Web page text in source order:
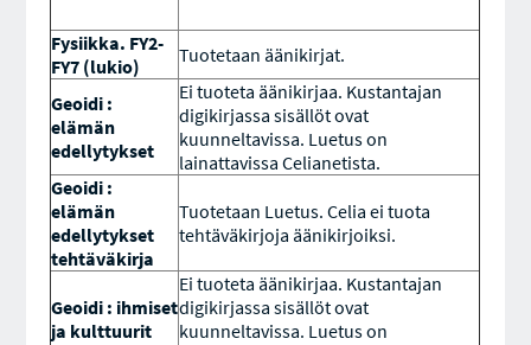
Fysiikka. FY2-
FY7 (lukio)
Tuotetaan äänikirjat.
Geoidi :
elämän
edellytykset
Ei tuoteta äänikirjaa. Kustantajan
digikirjassa sisällöt ovat
kuunneltavissa. Luetus on
lainattavissa Celianetista.
Geoidi :
elämän
edellytykset
tehtäväkirja
Tuotetaan Luetus. Celia ei tuota
tehtäväkirjoja äänikirjoiksi.
Geoidi : ihmiset
ja kulttuurit
Ei tuoteta äänikirjaa. Kustantajan
digikirjassa sisällöt ovat
kuunneltavissa. Luetus on